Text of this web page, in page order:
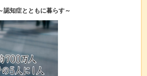
知症とともに暮らす～